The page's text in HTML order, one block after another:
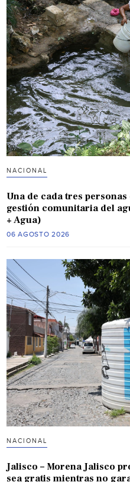
NACIONAL
Una de cada tres
gestión comunitaria del
+ Agua)
06 AGOSTO 2026
NACIONAL
Jalisco – Morena Jalisco
sea gratis mientras no